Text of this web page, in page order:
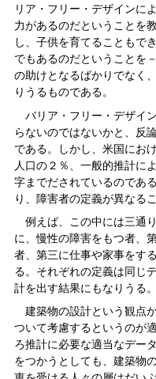
リア・フリー・デザインに
力があるのだということを
し、子供を育てることもで
でもあるのだということを
の助けとなるばかりでなく
りうるものである。
バリア・フリー・デザイ
らないのではないかと、反
である。しかし、米国にお
人口の２％、一般的推計に
字までだされているのであ
り、障害者の定義が異なる
例えば、この中には三通
に、慢性の障害をもつ者、
者、第三に仕事や家事をす
る。それぞれの定義は同じ
計を出す結果にもなりうる。
建築物の設計という観点
ついて考慮するというのが
ろ推計に必要な適当なデー
をつかうとしても、建築物